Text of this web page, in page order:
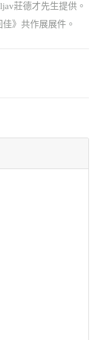
莊德才先生提供。
》共作展展件。